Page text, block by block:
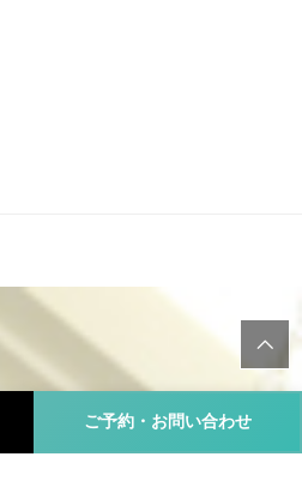
ご予約・お問い合わせ